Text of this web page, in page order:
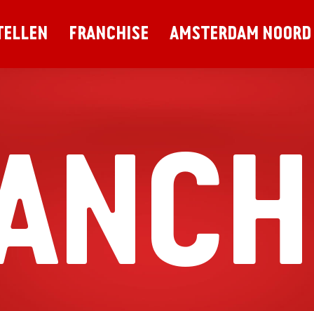
FRANCHISE AMSTERDAM NOORD